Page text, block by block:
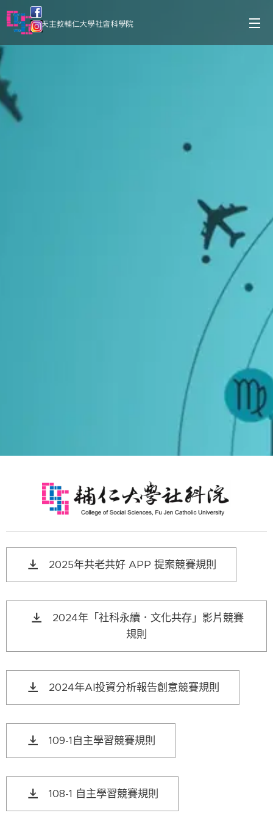
天主教輔仁大學社會科學院
2025年共老共好 APP 提案競賽規則
2024年「社科永續．文化共存」影片競賽
規則
2024年AI投資分析報告創意競賽規則
109-1自主學習競賽規則
108-1 自主學習競賽規則